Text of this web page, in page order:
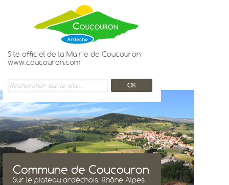
Commune de Coucouron
Sur le plateau ardéchois, Rhône Alpes
Site officiel de la Mairie de Coucouron
www.coucouron.com